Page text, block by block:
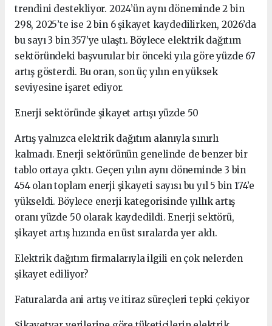
trendini destekliyor. 2024’ün aynı döneminde 2 bin
298, 2025’te ise 2 bin 6 şikayet kaydedilirken, 2026’da
bu sayı 3 bin 357’ye ulaştı. Böylece elektrik dağıtım
sektöründeki başvurular bir önceki yıla göre yüzde 67
artış gösterdi. Bu oran, son üç yılın en yüksek
seviyesine işaret ediyor.
Enerji sektöründe şikayet artışı yüzde 50
Artış yalnızca elektrik dağıtım alanıyla sınırlı
kalmadı. Enerji sektörünün genelinde de benzer bir
tablo ortaya çıktı. Geçen yılın aynı döneminde 3 bin
454 olan toplam enerji şikayeti sayısı bu yıl 5 bin 174’e
yükseldi. Böylece enerji kategorisinde yıllık artış
oranı yüzde 50 olarak kaydedildi. Enerji sektörü,
şikayet artış hızında en üst sıralarda yer aldı.
Elektrik dağıtım firmalarıyla ilgili en çok nelerden
şikayet ediliyor?
Faturalarda ani artış ve itiraz süreçleri tepki çekiyor